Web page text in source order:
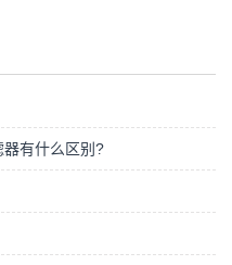
有什么区别?